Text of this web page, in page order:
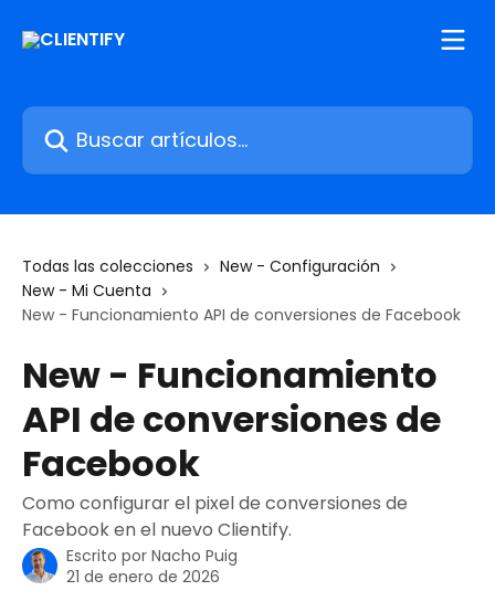
Buscar artículos...
Todas las colecciones
New - Configuración
New - Mi Cuenta
New - Funcionamiento API de conversiones de Facebook
New - Funcionamiento
API de conversiones de
Facebook
Como configurar el pixel de conversiones de
Facebook en el nuevo Clientify.
Escrito por Nacho Puig
21 de enero de 2026